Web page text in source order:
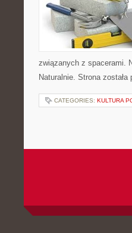
związanych z spacerami.
Naturalnie. Strona
CATEGORIES: KULTURA